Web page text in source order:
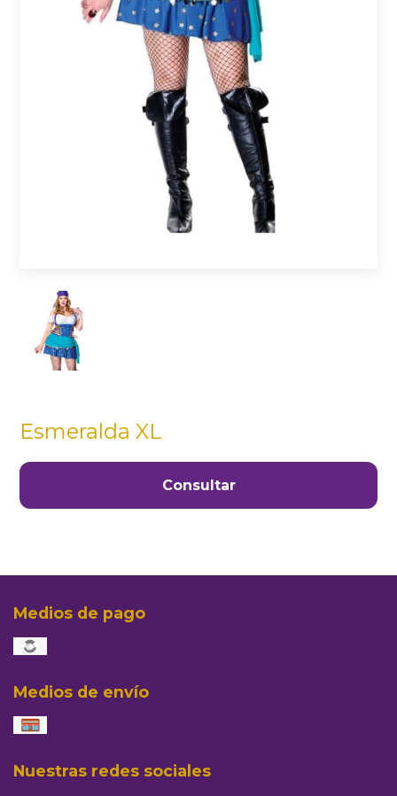
Esmeralda XL
Consultar
Medios de pago
Medios de envío
Nuestras redes sociales